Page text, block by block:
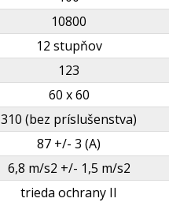
10800
12 stupňov
123
60 x 60
310 (bez príslušenstva)
87 +/- 3 (A)
6,8 m/s2 +/- 1,5 m/s2
trieda ochrany II